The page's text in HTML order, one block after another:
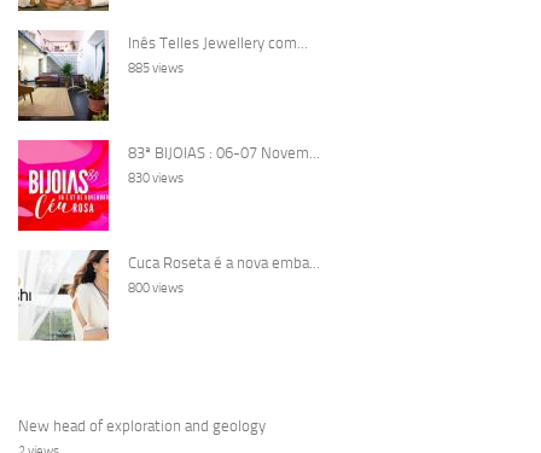
Inês Telles Jewellery com...
885 views
83ª BIJOIAS : 06-07 Novem...
830 views
Cuca Roseta é a nova emba...
800 views
New head of exploration and geology